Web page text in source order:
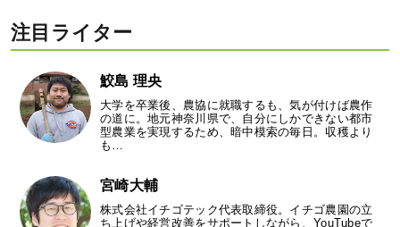
注目ライター
鮫島 理央
大学を卒業後、農協に就職するも、気が付けば農作
の道に。地元神奈川県で、自分にしかできない都市
型農業を実現するため、暗中模索の毎日。収穫より
も…
宮崎大輔
株式会社イチゴテック代表取締役。イチゴ農園の立
ち上げや経営改善をサポートしながら、YouTubeで